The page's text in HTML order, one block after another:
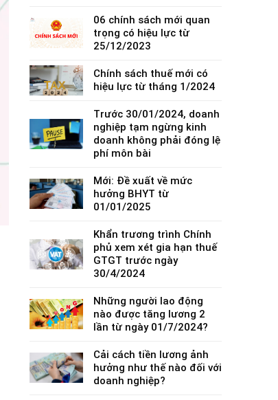
06 chính sách mới quan
trọng có hiệu lực từ
25/12/2023
Chính sách thuế mới có
hiệu lực từ tháng 1/2024
Trước 30/01/2024, doanh
nghiệp tạm ngừng kinh
doanh không phải đóng lệ
phí môn bài
Mới: Đề xuất về mức
hưởng BHYT từ
01/01/2025
Khẩn trương trình Chính
phủ xem xét gia hạn thuế
GTGT trước ngày
30/4/2024
Những người lao động
nào được tăng lương 2
lần từ ngày 01/7/2024?
Cải cách tiền lương ảnh
hưởng như thế nào đối với
doanh nghiệp?